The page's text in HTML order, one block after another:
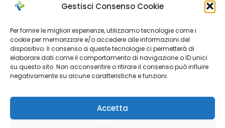
Gestisci Consenso Cookie
Per fornire le migliori esperienze, utilizziamo tecnologie come i
cookie per memorizzare e/o accedere alle informazioni del
dispositivo. Il consenso a queste tecnologie ci permetterà di
elaborare dati come il comportamento di navigazione o ID unici
su questo sito. Non acconsentire o ritirare il consenso può influire
negativamente su alcune caratteristiche e funzioni.
Accetta
Che cosa facciamo